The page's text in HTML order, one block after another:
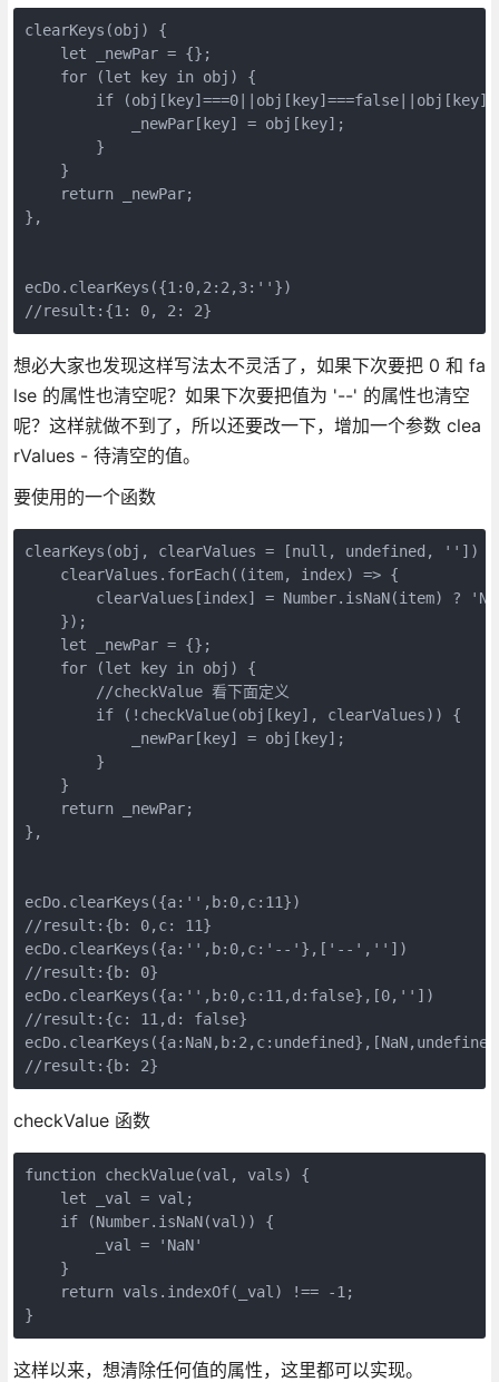
clearKeys(obj) {
    let _newPar = {};
    for (let key in obj) {
if
            _newPar[key] = obj[key];
        }
    }
    return _newPar;
},
ecDo.clearKeys({1:0,2:2,3:''})
//result:{1: 0, 2: 2}
想必大家也发现这样写法太不灵活了，如果下次要把 0 和 fa
lse 的属性也清空呢？如果下次要把值为 '--' 的属性也清空
呢？这样就做不到了，所以还要改一下，增加一个参数 clea
rValues - 待清空的值。
要使用的一个函数
clearKeys(obj, clearValues = [null, undefined, '']) {
    clearValues.forEach((item, index) => {
clearValues[index] = Number.isNaN(item) ?
    });
    let _newPar = {};
    for (let key in obj) {
        //checkValue 看下面定义
        if (!checkValue(obj[key], clearValues)) {
            _newPar[key] = obj[key];
        }
    }
    return _newPar;
},
ecDo.clearKeys({a:'',b:0,c:11})
//result:{b: 0,c: 11}
ecDo.clearKeys({a:'',b:0,c:'--'},['--',''])
//result:{b: 0}
ecDo.clearKeys({a:'',b:0,c:11,d:false},[0,''])
//result:{c: 11,d: false}
//result:{b: 2}
checkValue 函数
function checkValue(val, vals) {
    let _val = val;
    if (Number.isNaN(val)) {
        _val = 'NaN'
    }
    return vals.indexOf(_val) !== -1;
}
这样以来，想清除任何值的属性，这里都可以实现。